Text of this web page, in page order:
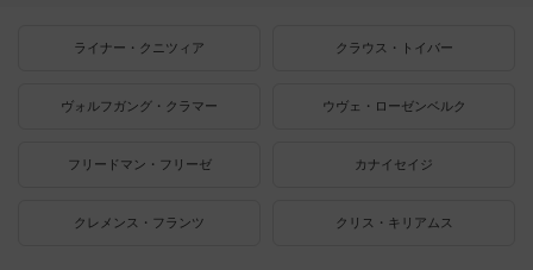
ライナー・クニツィア クラウス・トイバー
ヴォルフガング・クラマー ウヴェ・ローゼンベルク
フリードマン・フリーゼ カナイセイジ
クレメンス・フランツ クリス・キリアムス